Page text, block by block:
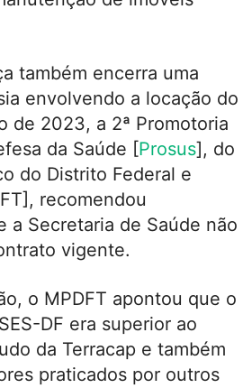
também encerra uma
envolvendo a locação do
de 2023, a 2ª Promotoria
da Saúde [Prosus], do
do Distrito Federal e
recomendou
a Secretaria de Saúde não
vigente.
o MPDFT apontou que o
DF era superior ao
da Terracap e também
praticados por outros